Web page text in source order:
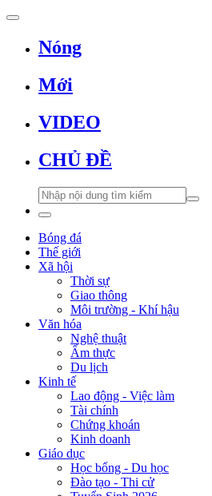
Nóng
Mới
VIDEO
CHỦ ĐỀ
Bóng đá
Thế giới
Xã hội
Thời sự
Giao thông
Môi trường - Khí hậu
Văn hóa
Nghệ thuật
Ẩm thực
Du lịch
Kinh tế
Lao động - Việc làm
Tài chính
Chứng khoán
Kinh doanh
Giáo dục
Học bổng - Du học
Đào tạo - Thi cử